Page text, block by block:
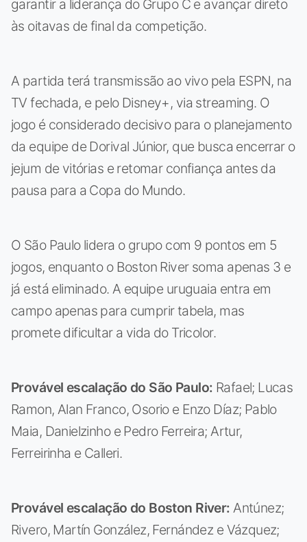
garantir a liderança do Grupo C e avançar direto
às oitavas de final da competição.
A partida terá transmissão ao vivo pela ESPN, na
TV fechada, e pelo Disney+, via streaming. O
jogo é considerado decisivo para o planejamento
da equipe de Dorival Júnior, que busca encerrar o
jejum de vitórias e retomar confiança antes da
pausa para a Copa do Mundo.
O São Paulo lidera o grupo com 9 pontos em 5
jogos, enquanto o Boston River soma apenas 3 e
já está eliminado. A equipe uruguaia entra em
campo apenas para cumprir tabela, mas
promete dificultar a vida do Tricolor.
Provável escalação do São Paulo: Rafael; Lucas
Ramon, Alan Franco, Osorio e Enzo Díaz; Pablo
Maia, Danielzinho e Pedro Ferreira; Artur,
Ferreirinha e Calleri.
Provável escalação do Boston River: Antúnez;
Rivero, Martín González, Fernández e Vázquez;